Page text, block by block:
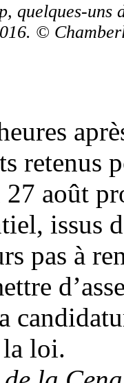
quelques-uns
©
retenus
août
issus
pas à
loi.